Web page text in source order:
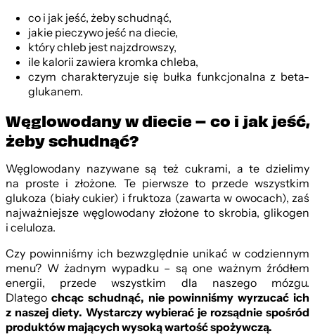
co i jak jeść, żeby schudnąć,
jakie pieczywo jeść na diecie,
który chleb jest najzdrowszy,
ile kalorii zawiera kromka chleba,
czym charakteryzuje się bułka funkcjonalna z beta-
glukanem.
Węglowodany w diecie – co i jak jeść,
żeby schudnąć?
Węglowodany nazywane są też cukrami, a te dzielimy
na proste i złożone. Te pierwsze to przede wszystkim
glukoza (biały cukier) i fruktoza (zawarta w owocach), zaś
najważniejsze węglowodany złożone to skrobia, glikogen
i celuloza.
Czy powinniśmy ich bezwzględnie unikać w codziennym
menu? W żadnym wypadku – są one ważnym źródłem
energii, przede wszystkim dla naszego mózgu.
Dlatego chcąc schudnąć, nie powinniśmy wyrzucać ich
z naszej diety. Wystarczy wybierać je rozsądnie spośród
produktów mających wysoką wartość spożywczą.